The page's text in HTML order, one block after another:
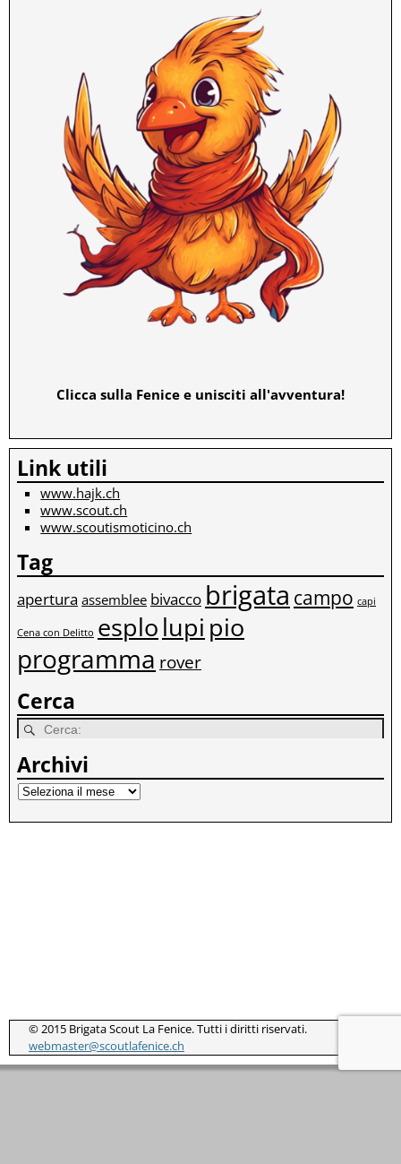
Clicca sulla Fenice e unisciti all'avventura!
Link utili
www.hajk.ch
www.scout.ch
www.scoutismoticino.ch
Tag
apertura assemblee bivacco brigata campo capi
Cena con Delitto esplolupi pio
programma rover
Cerca
Archivi
© 2015 Brigata Scout La Fenice. Tutti i diritti riservati.
webmaster@scoutlafenice.ch